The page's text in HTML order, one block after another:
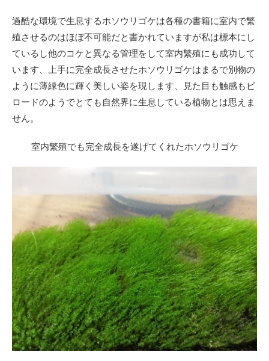
過酷な環境で生息するホソウリゴケは各種の書籍に室内で繁
殖させるのはほぼ不可能だと書かれていますが私は標本にし
ているし他のコケと異なる管理をして室内繁殖にも成功して
います、上手に完全成長させたホソウリゴケはまるで別物の
ように薄緑色に輝く美しい姿を現します、見た目も触感もビ
ロードのようでとても自然界に生息している植物とは思えま
せん。
室内繁殖でも完全成長を遂げてくれたホソウリゴケ